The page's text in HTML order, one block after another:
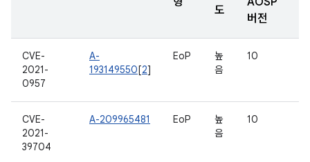
도
버전
CVE-
2021-
0957
A-
193149550[2]
EoP
높
음
10
CVE-
2021-
39704
A-209965481 EoP
높
음
10